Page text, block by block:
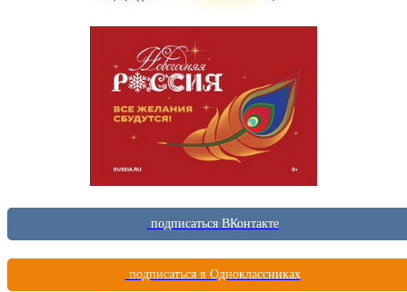
подписаться ВКонтакте
подписаться в Одноклассниках